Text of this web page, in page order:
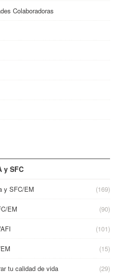
Colaboradoras
y SFC
y SFC/EM (169)
EM (90)
(101)
(15)
tu calidad de vida
(29)